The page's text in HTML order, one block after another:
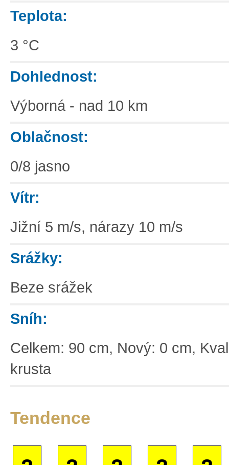
Teplota:
3 °C
Dohlednost:
Výborná - nad 10 km
Oblačnost:
0/8 jasno
Vítr:
Jižní 5 m/s, nárazy 10 m/s
Srážky:
Beze srážek
Sníh:
Celkem: 90 cm, Nový: 0 cm,
krusta
Tendence